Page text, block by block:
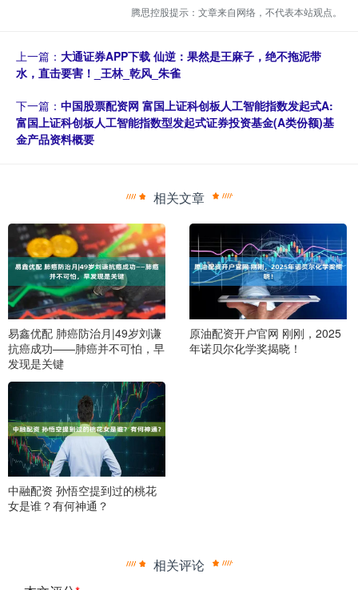
腾思控股提示：文章来自网络，不代表本站观点。
上一篇： 大通证券APP下载 仙逆：果然是王麻子，绝不拖泥带
水，直击要害！_王林_乾风_朱雀
下一篇： 中国股票配资网 富国上证科创板人工智能指数发起式A:
富国上证科创板人工智能指数型发起式证券投资基金(A类份额)基
金产品资料概要
相关文章
易鑫优配 肺癌防治月|49岁刘谦
抗癌成功——肺癌并不可怕，早
发现是关键
原油配资开户官网 刚刚，2025
年诺贝尔化学奖揭晓！
中融配资 孙悟空提到过的桃花
女是谁？有何神通？
相关评论